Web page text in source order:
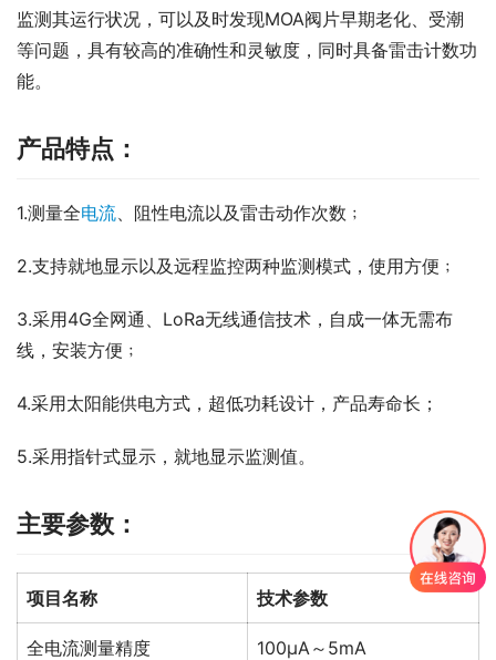
监测其运行状况，可以及时发现MOA阀片早期老化、受潮
等问题，具有较高的准确性和灵敏度，同时具备雷击计数功
能。
产品特点：
1.测量全电流、阻性电流以及雷击动作次数﹔
2.支持就地显示以及远程监控两种监测模式，使用方便﹔
3.采用4G全网通、LoRa无线通信技术，自成一体无需布
线，安装方便﹔
4.采用太阳能供电方式，超低功耗设计，产品寿命长；
5.采用指针式显示，就地显示监测值。
主要参数：
项目名称 技术参数
全电流测量精度 100μA～5mA